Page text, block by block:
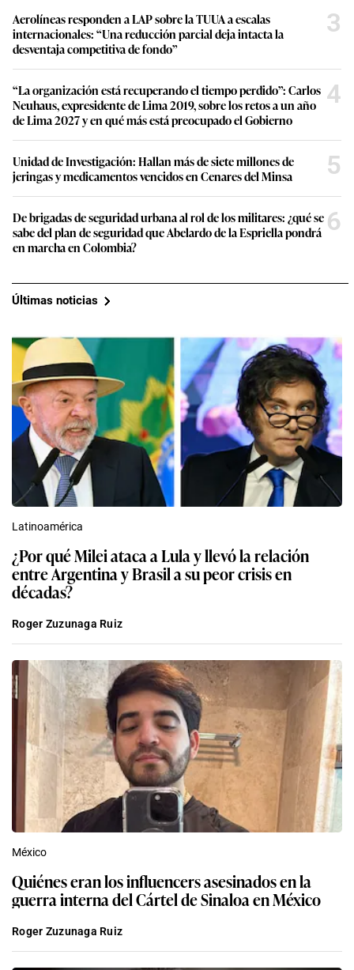
Aerolíneas responden a LAP sobre la TUUA a escalas
internacionales: “Una reducción parcial deja intacta la
desventaja competitiva de fondo”
3
“La organización está recuperando el tiempo perdido”: Carlos
Neuhaus, expresidente de Lima 2019, sobre los retos a un año
de Lima 2027 y en qué más está preocupado el Gobierno
4
Unidad de Investigación: Hallan más de siete millones de
jeringas y medicamentos vencidos en Cenares del Minsa
5
De brigadas de seguridad urbana al rol de los militares: ¿qué se
sabe del plan de seguridad que Abelardo de la Espriella pondrá
en marcha en Colombia?
6
Últimas noticias
Latinoamérica
¿Por qué Milei ataca a Lula y llevó la relación
entre Argentina y Brasil a su peor crisis en
décadas?
Roger Zuzunaga Ruiz
México
Quiénes eran los influencers asesinados en la
guerra interna del Cártel de Sinaloa en México
Roger Zuzunaga Ruiz